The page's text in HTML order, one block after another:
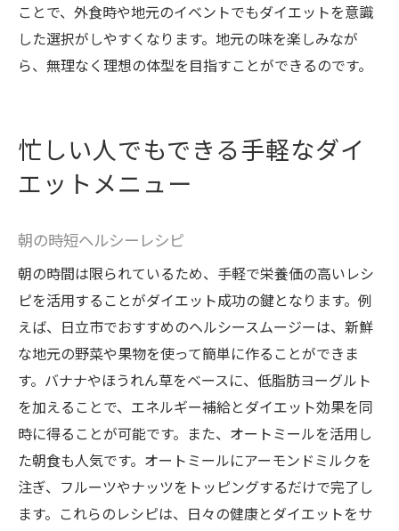
ことで、外食時や地元のイベントでもダイエットを意識
した選択がしやすくなります。地元の味を楽しみなが
ら、無理なく理想の体型を目指すことができるのです。
忙しい人でもできる手軽なダイ
エットメニュー
朝の時短ヘルシーレシピ
朝の時間は限られているため、手軽で栄養価の高いレシ
ピを活用することがダイエット成功の鍵となります。例
えば、日立市でおすすめのヘルシースムージーは、新鮮
な地元の野菜や果物を使って簡単に作ることができま
す。バナナやほうれん草をベースに、低脂肪ヨーグルト
を加えることで、エネルギー補給とダイエット効果を同
時に得ることが可能です。また、オートミールを活用し
た朝食も人気です。オートミールにアーモンドミルクを
注ぎ、フルーツやナッツをトッピングするだけで完了し
ます。これらのレシピは、日々の健康とダイエットをサ